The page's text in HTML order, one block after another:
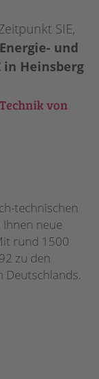
SIE,
und
in Heinsberg
von
technischen
neue
rund 1500
zu den
Deutschlands.